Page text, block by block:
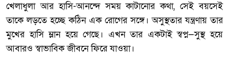
খেলাধুলা আর হাসি-আনন্দে সময় কাটানোর কথা, সেই বয়সেই
তাকে লড়তে হচ্ছে কঠিন এক রোগের সঙ্গে। অসুস্থতার যন্ত্রণায় তার
মুখের হাসি ম্লান হয়ে গেছে। এখন তার একটাই স্বপ্ন—সুস্থ হয়ে
আবারও স্বাভাবিক জীবনে ফিরে যাওয়া।